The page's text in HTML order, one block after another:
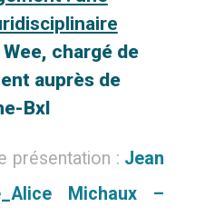
chargé de
auprès de
Bxl
présentation : Jean
Michaux –